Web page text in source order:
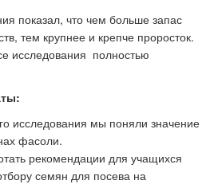
показал, что чем больше запас
тем крупнее и крепче проросток.
исследования полностью
исследования мы поняли значение
фасоли.
рекомендации для учащихся
семян для посева на